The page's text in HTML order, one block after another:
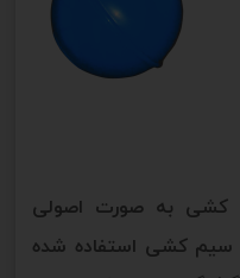
کشی به صورت اصولی
کشی استفاده شده